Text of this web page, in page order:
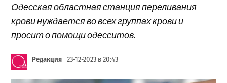
Одесская областная станция переливания
крови нуждается во всех группах крови и
просит о помощи одесситов.
Редакция 23-12-2023 в 20:43